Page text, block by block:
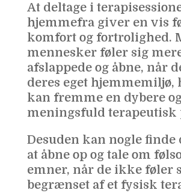
At deltage i
hjemmefra giver en vis
komfort og fortrolighed.
mennesker føler sig
afslappede og åbne, når
deres eget
kan fremme en dybere
meningsfuld terapeutisk
Desuden kan nogle finde
at åbne op og tale om
emner, når de ikke føler
begrænset af et fysisk